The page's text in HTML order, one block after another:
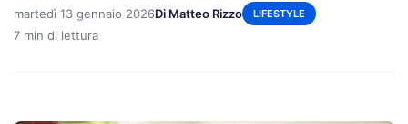
martedì 13 gennaio 2026Di Matteo Rizzo LIFESTYLE
7 min di lettura